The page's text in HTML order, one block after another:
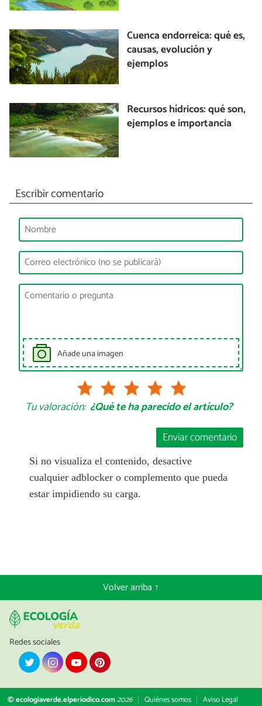
Cuenca endorreica: qué es,
causas, evolución y
ejemplos
Recursos hídricos: qué son,
ejemplos e importancia
Escribir comentario
Añade una imagen
Tu valoración: ¿Qué te ha parecido el artículo?
Enviar comentario
Si no visualiza el contenido, desactive
cualquier adblocker o complemento que pueda
estar impidiendo su carga.
Volver arriba ↑
Redes sociales
© ecologiaverde.elperiodico.com2026 Quiénes somos Aviso Legal